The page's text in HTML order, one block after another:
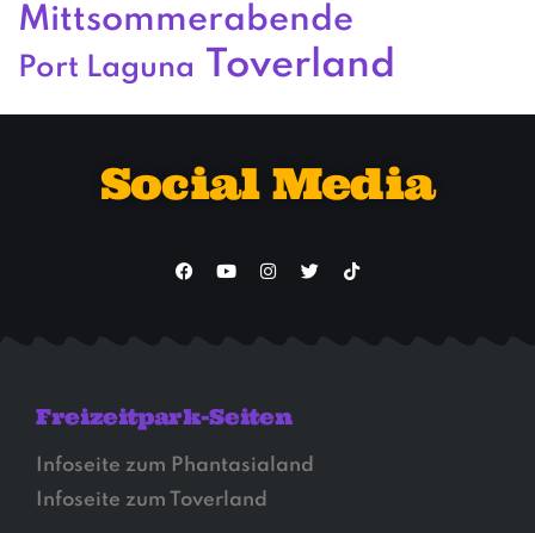
Mittsommerabende
Port Laguna Toverland
Social Media
Freizeitpark-Seiten
Infoseite zum Phantasialand
Infoseite zum Toverland